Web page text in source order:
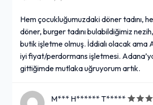
Hem çocukluğumuzdaki döner tadını,
döner, burger tadını bulabildiğimiz
butik işletme olmuş. İddialı olacak ama
iyi fiyat/perdormans işletmesi.
gittiğimde mutlaka uğruyorum artık.
M*** H****** T*****